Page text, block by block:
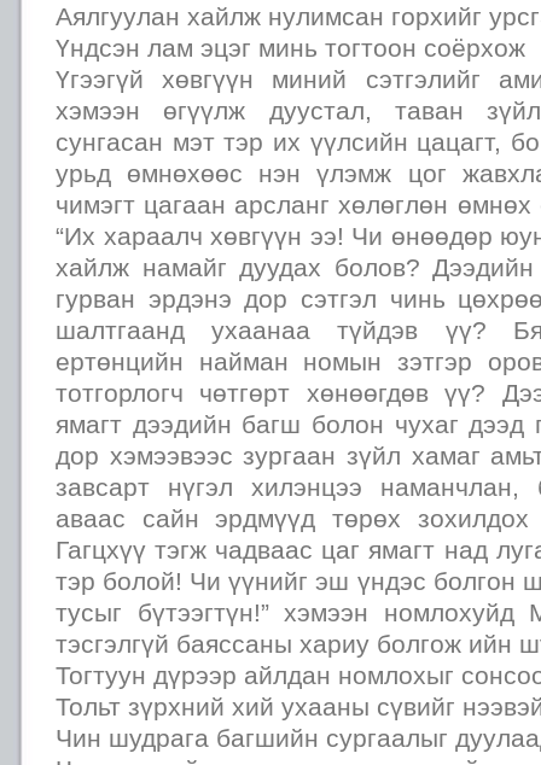
Аялгуулан хайлж нулимсан горхийг
Үндсэн лам эцэг минь тогтоон соёрхож
Үгээгүй хөвгүүн миний сэтгэлийг
хэмээн өгүүлж дуустал, таван
сунгасан мэт тэр их үүлсийн цацагт,
урьд өмнөхөөс нэн үлэмж цог
чимэгт цагаан арсланг хөлөглөн өмнөх
“Их хараалч хөвгүүн ээ! Чи өнөөдөр
хайлж намайг дуудах болов?
гурван эрдэнэ дор сэтгэл чинь
шалтгаанд ухаанаа түйдэв үү?
ертөнцийн найман номын зэтгэр
тотгорлогч чөтгөрт хөнөөгдөв үү?
ямагт дээдийн багш болон чухаг дээд
дор хэмээвээс зургаан зүйл хамаг
завсарт нүгэл хилэнцээ
аваас сайн эрдмүүд төрөх
Гагцхүү тэгж чадваас цаг ямагт над
тэр болой! Чи үүнийг эш үндэс болгон
тусыг бүтээгтүн!” хэмээн номлохуйд
тэсгэлгүй баяссаны хариу болгож ийн
Тогтуун дүрээр айлдан номлохыг
Тольт зүрхний хий ухааны сүвийг
Чин шудрага багшийн сургаалыг